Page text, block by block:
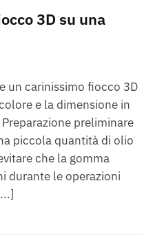
3D su una
un carinissimo fiocco 3D
e la dimensione in
preliminare
piccola quantità di olio
che la gomma
durante le operazioni